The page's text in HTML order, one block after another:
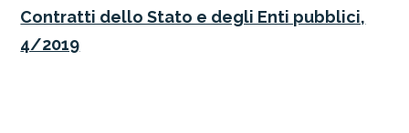
Contratti dello Stato e degli Enti pubblici,
4/2019